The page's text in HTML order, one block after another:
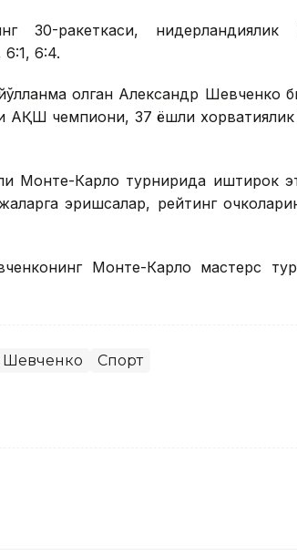
30-ракеткаси, нидерландиялик
6:4.
олган Александр Шевченко
АҚШ чемпиони, 37 ёшли
Монте-Карло турнирида иштирок
эришсалар, рейтинг
Монте-Карло мастерс
Шевченко Спорт